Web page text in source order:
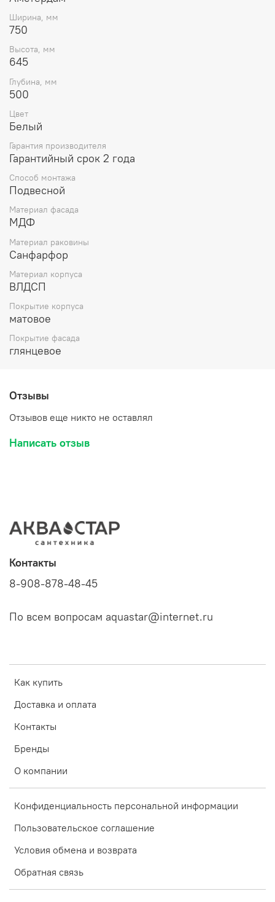
Ширина, мм
750
Высота, мм
645
Глубина, мм
500
Цвет
Белый
Гарантия производителя
Гарантийный срок 2 года
Способ монтажа
Подвесной
Материал фасада
МДФ
Материал раковины
Санфарфор
Материал корпуса
ВЛДСП
Покрытие корпуса
матовое
Покрытие фасада
глянцевое
Отзывы
Отзывов еще никто не оставлял
Написать отзыв
Как купить
Доставка и оплата
Контакты
Бренды
О компании
Конфиденциальность персональной информации
Пользовательское соглашение
Условия обмена и возврата
Обратная связь
Контакты
8-908-878-48-45
По всем вопросам aquastar@internet.ru